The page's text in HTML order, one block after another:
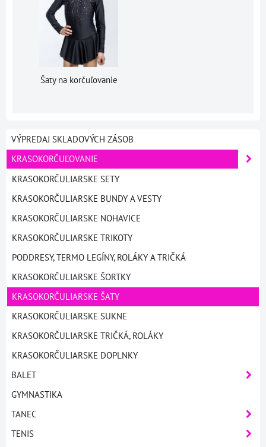
Šaty na korčuľovanie
VÝPREDAJ SKLADOVÝCH ZÁSOB
KRASOKORČUĽOVANIE
KRASOKORČULIARSKE SETY
KRASOKORČULIARSKE BUNDY A VESTY
KRASOKORČULIARSKE NOHAVICE
KRASOKORČULIARSKE TRIKOTY
PODDRESY, TERMO LEGÍNY, ROLÁKY A TRIČKÁ
KRASOKORČULIARSKE ŠORTKY
KRASOKORČULIARSKE ŠATY
KRASOKORČULIARSKE SUKNE
KRASOKORČULIARSKE TRIČKÁ, ROLÁKY
KRASOKORČULIARSKE DOPLNKY
BALET
GYMNASTIKA
TANEC
TENIS